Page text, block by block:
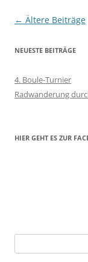
Beitragsnavigation
← Ältere Beiträge
NEUESTE BEITRÄGE
4. Boule-Turnier
Radwanderung
HIER GEHT ES ZUR
nach: